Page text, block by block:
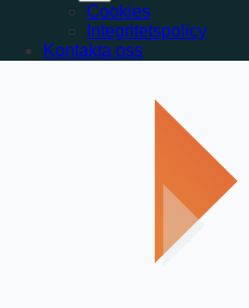
Cookies
Integritetspolicy
Kontakta oss